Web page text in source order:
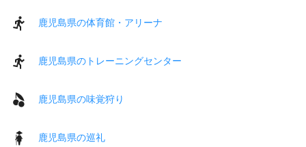
鹿児島県の体育館・アリーナ
鹿児島県のトレーニングセンター
鹿児島県の味覚狩り
鹿児島県の巡礼